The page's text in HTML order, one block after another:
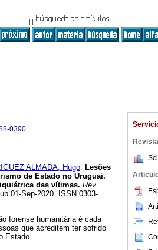
Revista
0390
ALMADA, Hugo. Lesões
de Estado no Uruguai.
das vítimas. Rev.
01-Sep-2020. ISSN 0303-
forense humanitária é cada
que acreditem ter sofrido
Estado.